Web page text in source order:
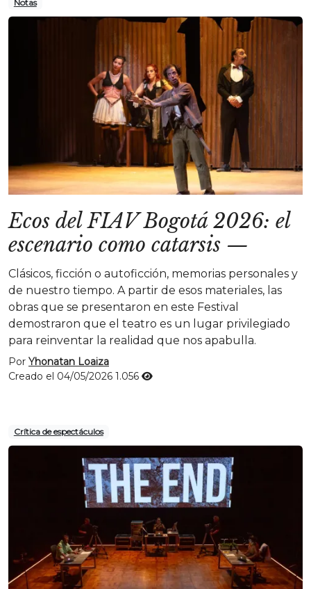
Notas
Ecos del FIAV Bogotá 2026: el
escenario como catarsis —
Clásicos, ficción o autoficción, memorias personales y
de nuestro tiempo. A partir de esos materiales, las
obras que se presentaron en este Festival
demostraron que el teatro es un lugar privilegiado
para reinventar la realidad que nos apabulla.
Por Yhonatan Loaiza
Creado el 04/05/2026 1.056
Crítica de espectáculos